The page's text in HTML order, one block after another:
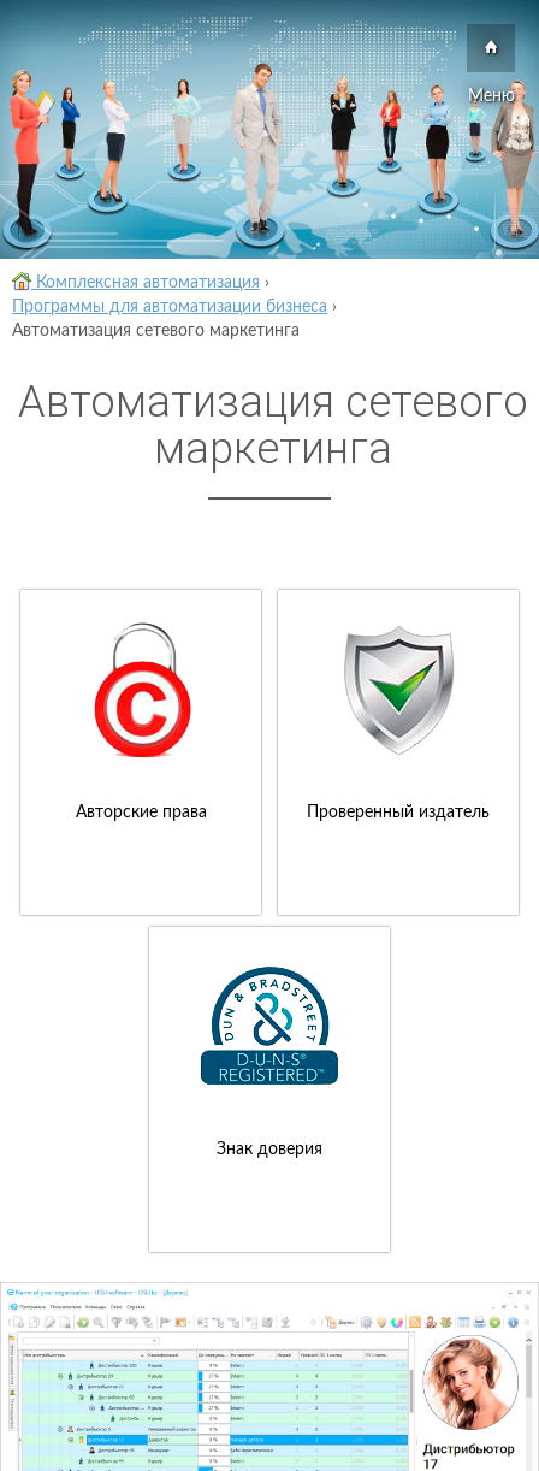
Меню
Комплексная автоматизация ›
Программы для автоматизации бизнеса ›
Автоматизация сетевого маркетинга
Автоматизация сетевого
маркетинга
Авторские права Проверенный издатель
Знак доверия